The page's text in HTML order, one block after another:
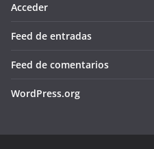
Acceder
Feed de entradas
Feed de comentarios
WordPress.org